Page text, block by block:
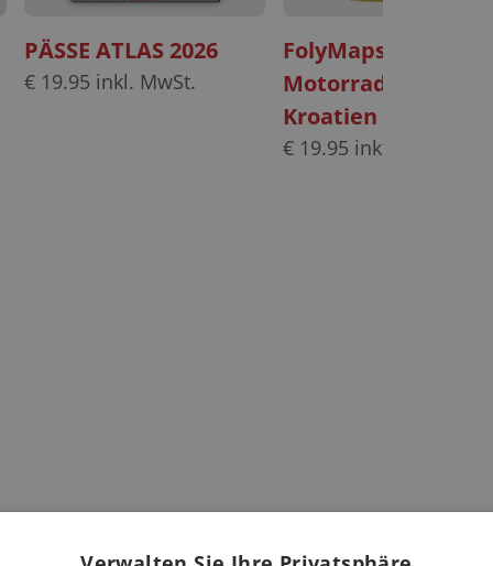
PÄSSE ATLAS 2026
€ 19.95 inkl. MwSt.
FolyMaps
Motorradkarten Set
Kroatien Slowenien
€ 19.95 inkl. MwSt.